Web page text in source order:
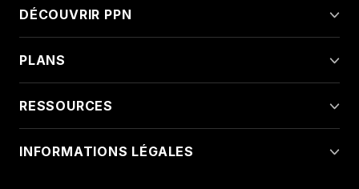
DÉCOUVRIR PPN
PLANS
RESSOURCES
INFORMATIONS LÉGALES